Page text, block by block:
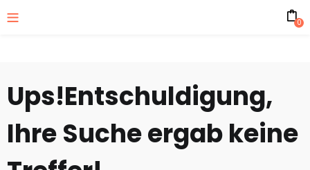
0
Ups!Entschuldigung,
Ihre Suche ergab keine